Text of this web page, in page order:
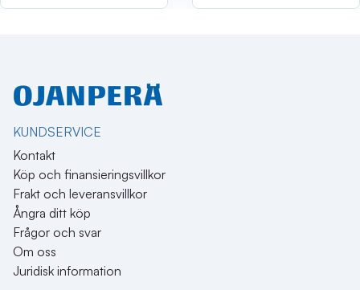
KUNDSERVICE
Kontakt
Köp och finansieringsvillkor
Frakt och leveransvillkor
Ångra ditt köp
Frågor och svar
Om oss
Juridisk information